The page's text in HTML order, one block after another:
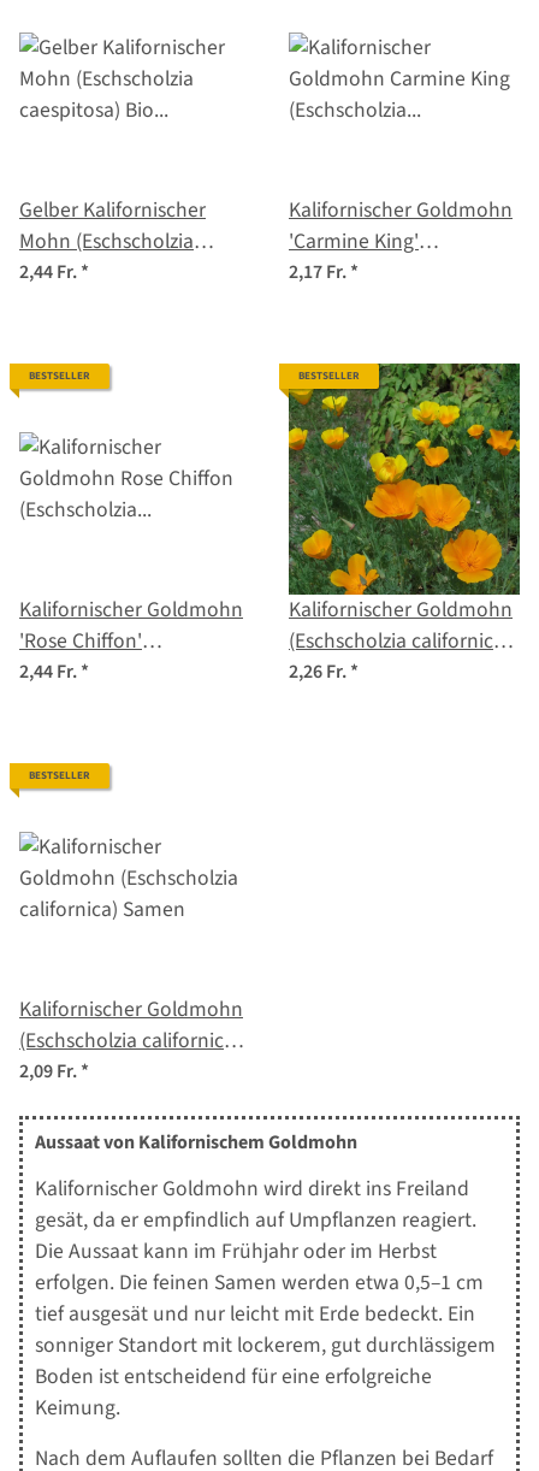
Gelber Kalifornischer
Mohn (Eschscholzia
caespitosa) Bio Saatgut
2,44 Fr.*
Kalifornischer Goldmohn
'Carmine King'
(Eschscholzia californica)
2,17 Fr.*
BESTSELLER
Kalifornischer Goldmohn
'Rose Chiffon'
(Eschscholzia californica)
2,44 Fr.*
BESTSELLER
Kalifornischer Goldmohn
(Eschscholzia californica)
Bio Saatgut
2,26 Fr.*
BESTSELLER
Kalifornischer Goldmohn
(Eschscholzia californica)
Samen
2,09 Fr.*
Aussaat von Kalifornischem Goldmohn
Kalifornischer Goldmohn wird direkt ins Freiland
gesät, da er empfindlich auf Umpflanzen reagiert.
Die Aussaat kann im Frühjahr oder im Herbst
erfolgen. Die feinen Samen werden etwa 0,5–1 cm
tief ausgesät und nur leicht mit Erde bedeckt. Ein
sonniger Standort mit lockerem, gut durchlässigem
Boden ist entscheidend für eine erfolgreiche
Keimung.
Nach dem Auflaufen sollten die Pflanzen bei Bedarf